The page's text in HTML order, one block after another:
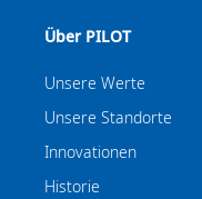
Über PILOT
Unsere Werte
Unsere Standorte
Innovationen
Historie